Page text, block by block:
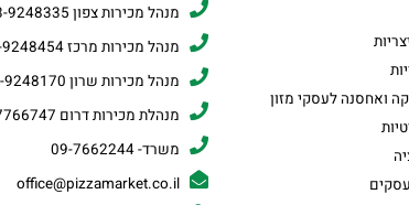
ואחסנה לעסקי מזון
מנהל מכירות צפון 053-9248335
מנהל מכירות מרכז 053-9248454
מנהל מכירות שרון 053-9248170
מנהלת מכירות דרום 050-7766747
משרד- 09-7662244
office@pizzamarket.co.il